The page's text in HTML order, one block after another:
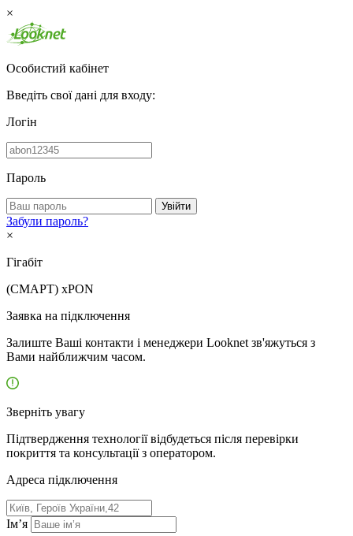
×
Особистий кабінет
Введіть свої дані для входу:
Логін
Пароль
Увійти
Забули пароль?
×
Гігабіт
(СМАРТ) xPON
Заявка на підключення
Залиште Ваші контакти і менеджери Looknet зв'яжуться з
Вами найближчим часом.
Зверніть увагу
Підтвердження технології відбудеться після перевірки
покриття та консультації з оператором.
Адресa підключення
Ім’я